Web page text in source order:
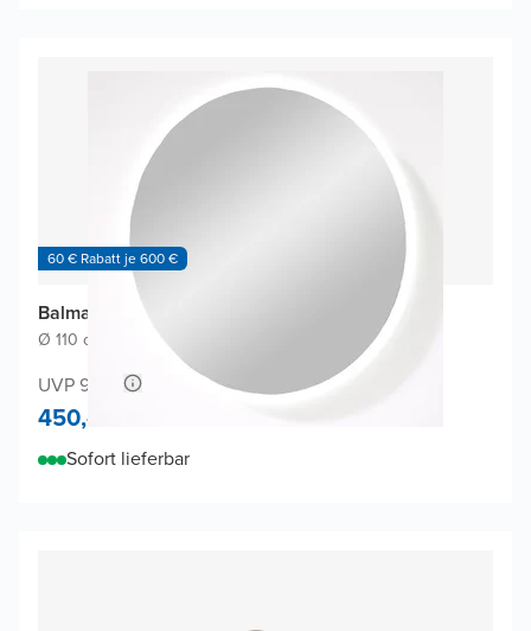
60 € Rabatt je 600 €
Balmani Giro Round Badspiegel
Ø 110 cm Spiegel ohne Rahmen
UVP 980,-
450,-
Sofort lieferbar